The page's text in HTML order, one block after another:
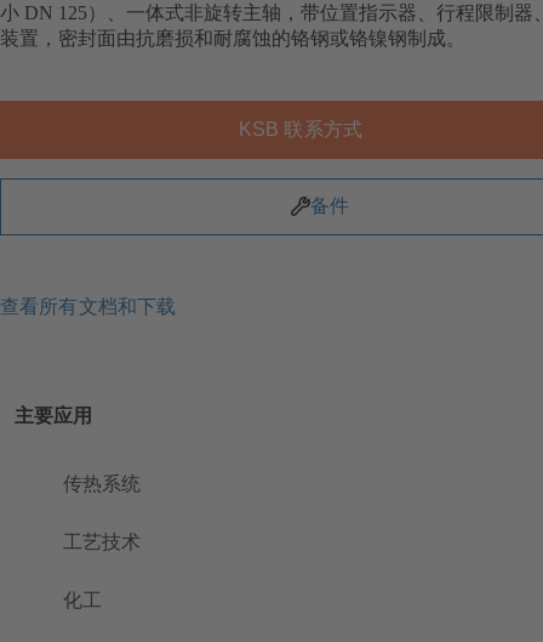
小 DN 125）、一体式非旋转主轴，带位置指示器、行程限制器
装置，密封面由抗磨损和耐腐蚀的铬钢或铬镍钢制成。
KSB 联系方式
备件
查看所有文档和下载
主要应用
传热系统
工艺技术
化工